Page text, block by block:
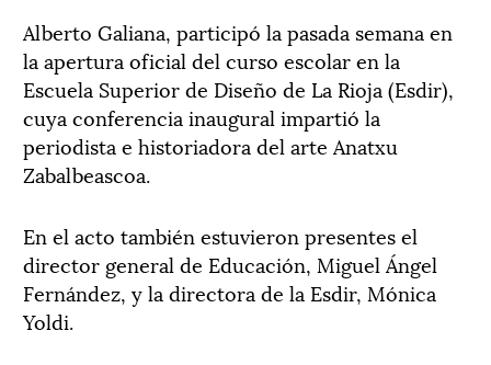
Alberto Galiana, participó la pasada semana en
la apertura oficial del curso escolar en la
Escuela Superior de Diseño de La Rioja (Esdir),
cuya conferencia inaugural impartió la
periodista e historiadora del arte Anatxu
Zabalbeascoa.
En el acto también estuvieron presentes el
director general de Educación, Miguel Ángel
Fernández, y la directora de la Esdir, Mónica
Yoldi.